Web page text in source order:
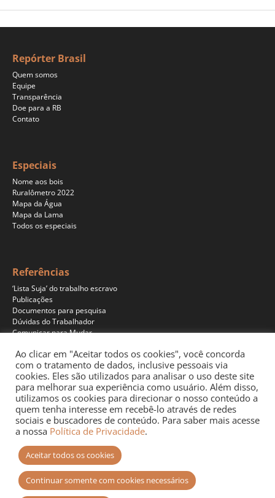
Repórter Brasil
Quem somos
Equipe
Transparência
Doe para a RB
Contato
Especiais
Nome aos bois
Ruralômetro 2022
Mapa da Água
Mapa da Lama
Todos os especiais
Referências
‘Lista Suja’ do trabalho escravo
Publicações
Documentos para pesquisa
Dúvidas do Trabalhador
Comunicar para Mudar
Programas
Jornalismo
Pesquisa
Educação
Documentários
Ao clicar em "Aceitar todos os cookies", você concorda
com o tratamento de dados, inclusive pessoais via
cookies. Eles são utilizados para analisar o uso deste site
para melhorar sua experiência como usuário. Além disso,
utilizamos os cookies para direcionar o nosso conteúdo a
quem tenha interesse em recebê-lo através de redes
sociais e buscadores de conteúdo. Para saber mais acesse
a nossa Política de Privacidade.
Aceitar todos os cookies
Continuar somente com cookies necessários